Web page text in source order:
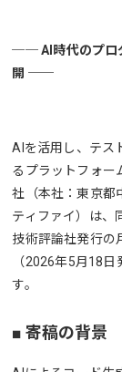
── AI時代のプロ
開 ──
AIを活用し、テス
るプラットフォー
社（本社：東京都
ティファイ）は、
技術評論社発行
（2026年5月18
す。
■ 寄稿の背景